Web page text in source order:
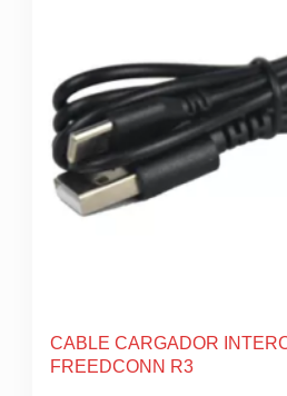
CABLE CARGADOR
FREEDCONN R3